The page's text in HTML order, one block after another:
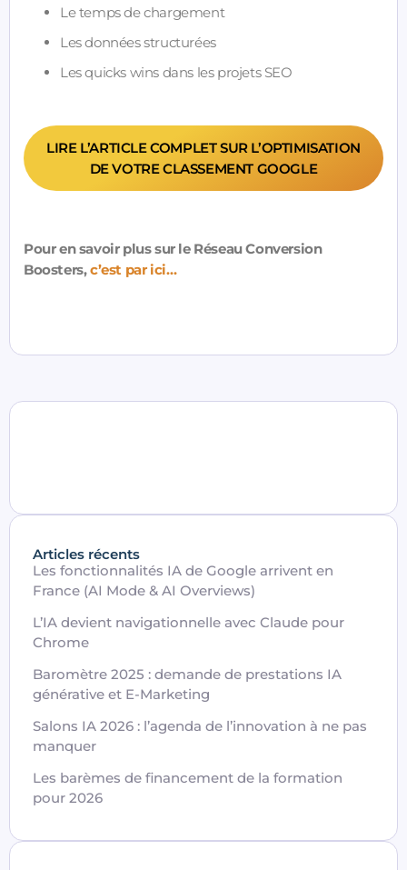
Le temps de chargement
Les données structurées
Les quicks wins dans les projets SEO
LIRE L’ARTICLE COMPLET SUR L’OPTIMISATION
DE VOTRE CLASSEMENT GOOGLE
Pour en savoir plus sur le Réseau Conversion
Boosters,c’est par ici…
Articles récents
Les fonctionnalités IA de Google arrivent en
France (AI Mode & AI Overviews)
L’IA devient navigationnelle avec Claude pour
Chrome
Baromètre 2025 : demande de prestations IA
générative et E-Marketing
Salons IA 2026 : l’agenda de l’innovation à ne pas
manquer
Les barèmes de financement de la formation
pour 2026